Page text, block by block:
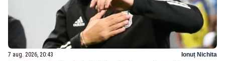
7 aug. 2026, 20:43 Ionuț Nichita